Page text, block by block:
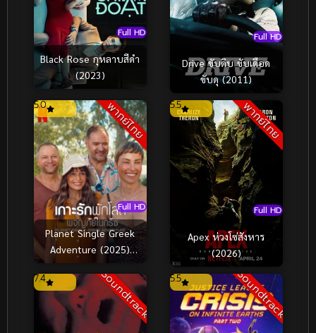
Full HD
Black Rose กุหลาบสีดำ
(2023)
Full HD
Drive ขับดิบ ขับเดือด
ขับดุ (2011)
พากย์ไทย
Full HD
5.0
Planet Single Greek
Adventure (2025)
เกาะรักพักโสด ผจญภัย
ในกรีซ
พากย์ไทย
Full HD
5.5
Apex ห่วงโซ่สังหาร
(2026)
Soundtrack
7.4 Soundtrack
5.5